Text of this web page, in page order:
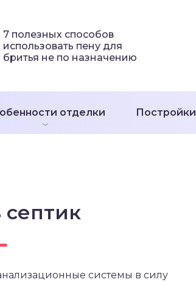
7 полезных способов
использовать пену для
бритья не по назначению
отделки Постройки
септик
системы в силу